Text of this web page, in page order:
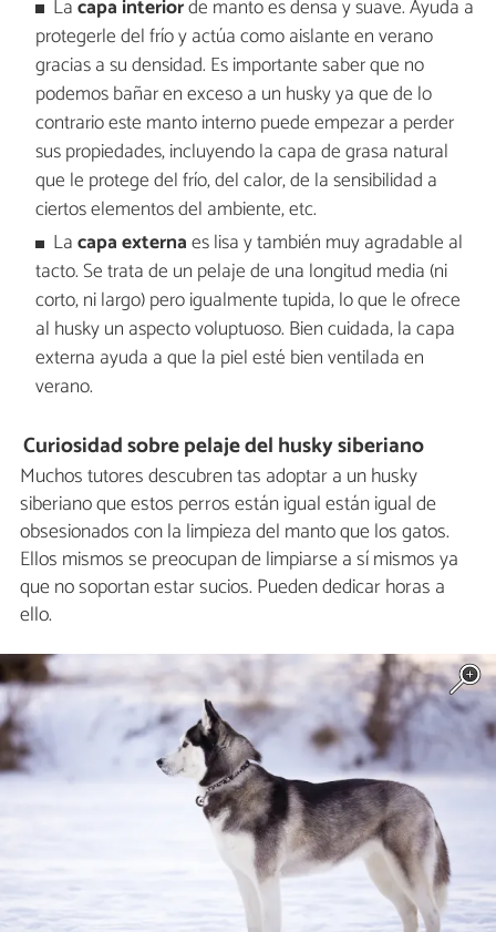
Lacapa interiorde manto es densa y suave. Ayuda a
protegerle del frío y actúa como aislante en verano
gracias a su densidad. Es importante saber que no
podemos bañar en exceso a un husky ya que de lo
contrario este manto interno puede empezar a perder
sus propiedades, incluyendo la capa de grasa natural
que le protege del frío, del calor, de la sensibilidad a
ciertos elementos del ambiente, etc.
Lacapa externaes lisa y también muy agradable al
tacto. Se trata de un pelaje de una longitud media (ni
corto, ni largo) pero igualmente tupida, lo que le ofrece
al husky un aspecto voluptuoso. Bien cuidada, la capa
externa ayuda a que la piel esté bien ventilada en
verano.
Curiosidad sobre pelaje del husky siberiano
Muchos tutores descubren tas adoptar a un husky
siberiano que estos perros están igual están igual de
obsesionados con la limpieza del manto que los gatos.
Ellos mismos se preocupan de limpiarse a sí mismos ya
que no soportan estar sucios. Pueden dedicar horas a
ello.